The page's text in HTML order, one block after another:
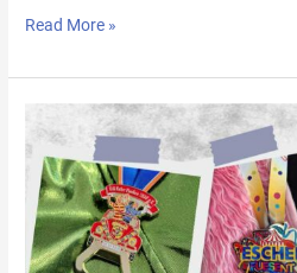
Read More »
Aktion
#MeinOrdenMoment2025